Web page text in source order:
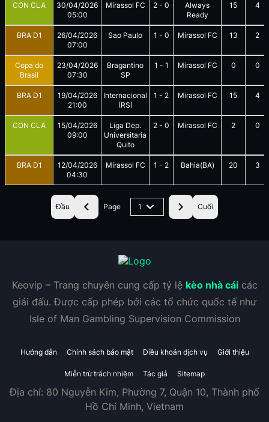
CON CLA
30/04/2026
05:00
Mirassol FC 2 - 0
Always
Ready
15 4
BRA D1
26/04/2026
07:00
Sao Paulo 1 - 0 Mirassol FC 13 2
Copa do
Brasil
23/04/2026
07:30
Bragantino
SP
1 - 1 Mirassol FC 0 0
BRA D1
19/04/2026
21:00
Internacional
(RS)
1 - 2 Mirassol FC 15 4
CON CLA
15/04/2026
09:00
Liga Dep.
Universitaria
Quito
2 - 0 Mirassol FC 2 0
BRA D1
12/04/2026
04:30
Mirassol FC 1 - 2 Bahia(BA) 20 3
Đầu Page 1 Cuối
Keovip – Trang chuyên cung cấp tỷ lệ kèo nhà cáicác
giải đấu. Được cấp phép bởi các tổ chức quốc tế như
Isle of Man Gambling Supervision Commission
Hướng dẫn Chính sách bảo mật Điều khoản dịch vụ Giới thiệu
Miễn trừ trách nhiệm Tác giả Sitemap
Địa chỉ: 80 Nguyễn Kim, Phường 7, Quận 10, Thành phố
Hồ Chí Minh, Vietnam